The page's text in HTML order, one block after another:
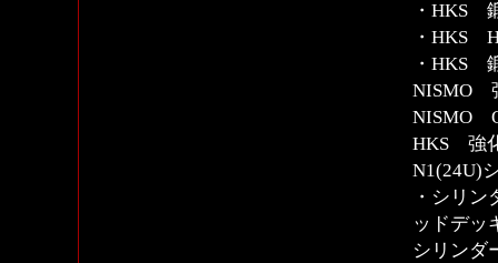
・HKS
・HKS
・HKS
NISMO
NISMO
HKS 強
N1(24U)
・シリ
ッドデッ
シリンダ